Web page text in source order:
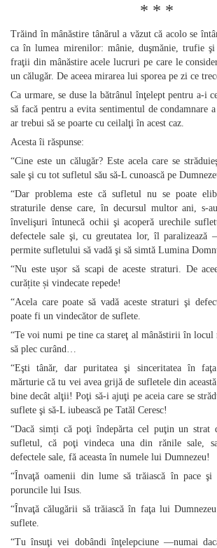
* * *
Trăind în mânăstire tânărul a văzut că acolo se
ca în lumea mirenilor: mânie, duşmănie, trufie
fraţii din mânăstire acele lucruri pe care le
un călugăr. De aceea mirarea lui sporea pe zi ce
Ca urmare, se duse la bătrânul înţelept pentru a‑i
să facă pentru a evita sentimentul de condamnare
ar trebui să se poarte cu ceilalţi în acest caz.
Acesta îi răspunse:
“Cine este un călugăr? Este acela care se
sale şi cu tot sufletul său să‑L cunoască pe
“Dar problema este că sufletul nu se poate
straturile dense care, în decursul multor ani,
învelişuri întunecă ochii şi acoperă urechile
defectele sale şi, cu greutatea lor, îl
permite sufletului să vadă şi să simtă Lumina
“Nu este ușor să scapi de aceste straturi. De
curățite și vindecate repede!
“Acela care poate să vadă aceste straturi şi
poate fi un vindecător de suflete.
“Te voi numi pe tine ca stareţ al mânăstirii în locul
să plec curând…
“Eşti tânăr, dar puritatea şi sinceritatea în
mărturie că tu vei avea grijă de sufletele din
bine decât alţii! Poţi să‑i ajuţi pe aceia care se
suflete şi să‑L iubească pe Tatăl Ceresc!
“Dacă simți că poţi îndepărta cel puţin un strat
sufletul, că poţi vindeca una din rănile sale,
defectele sale, fă aceasta în numele lui Dumnezeu!
“Învaţă oamenii din lume să trăiască în pace şi
poruncile lui Isus.
“Învaţă călugării să trăiască în faţa lui
suflete.
“Tu însuţi vei dobândi înţelepciune —numai